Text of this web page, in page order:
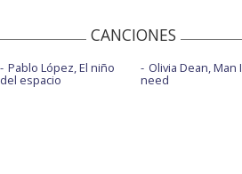
CANCIONES
Pablo López, El niño
del espacio
Olivia Dean, Man I
need